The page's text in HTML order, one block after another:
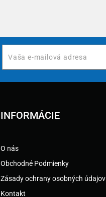
INFORMÁCIE
O nás
Obchodné Podmienky
Zásady ochrany osobných údajov
Kontakt